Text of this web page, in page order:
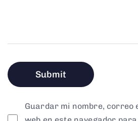
Guardar mi nombre, correo